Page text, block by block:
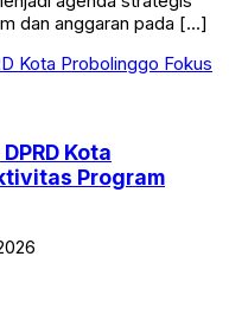
dan anggaran pada […]
Kota
Program